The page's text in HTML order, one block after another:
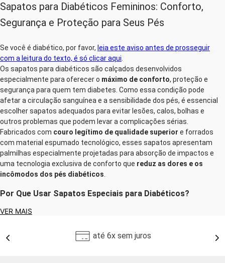
Sapatos para Diabéticos Femininos: Conforto,
Segurança e Proteção para Seus Pés
Se você é diabético, por favor, leia este aviso antes de prosseguir
com a leitura do texto, é só clicar aqui
Os sapatos para diabéticos são calçados desenvolvidos
especialmente para oferecer o máximo de conforto, proteção e
segurança para quem tem diabetes. Como essa condição pode
afetar a circulação sanguínea e a sensibilidade dos pés, é essencial
escolher sapatos adequados para evitar lesões, calos, bolhas e
outros problemas que podem levar a complicações sérias.
Fabricados com couro legítimo de qualidade superior e forrados
com material espumado tecnológico, esses sapatos apresentam
palmilhas especialmente projetadas para absorção de impactos e
uma tecnologia exclusiva de conforto que reduz as dores e os
incômodos dos pés diabéticos
Por Que Usar Sapatos Especiais para Diabéticos?
Pessoas com diabetes precisam de cuidados especiais com os pés,
pois ela pode reduzir a sensibilidade e dificultar a cicatrização de
não tratados corretamente, podem evoluir para infecções graves.
VER MAIS
até 6x sem juros